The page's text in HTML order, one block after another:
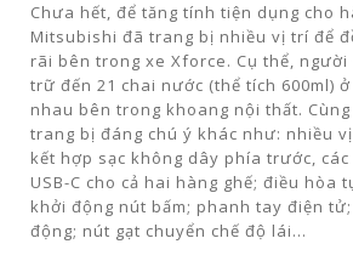
Chưa hết, để tăng tính tiện dụng cho
Mitsubishi đã trang bị nhiều vị trí để
rãi bên trong xe Xforce. Cụ thể,
trữ đến 21 chai nước (thể tích 600ml)
nhau bên trong khoang nội thất.
trang bị đáng chú ý khác như: nhiều
kết hợp sạc không dây phía trước, các
USB-C cho cả hai hàng ghế; điều hòa
khởi động nút bấm; phanh tay điện
động; nút gạt chuyển chế độ lái…